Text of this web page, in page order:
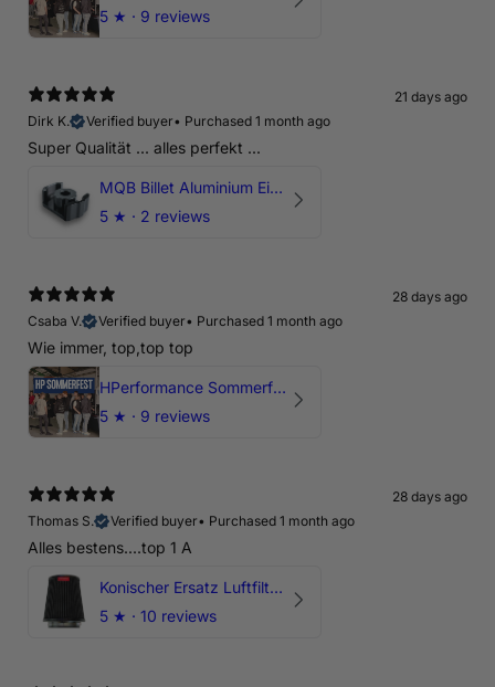
5 ★ · 9 reviews
21 days ago
Dirk K.
Verified buyer• Purchased 1 month ago
Super Qualität ... alles perfekt ...
MQB Billet Aluminium Einsatz Drehmomentstütze - DOGBONE für Audi RS3, TTRS, RSQ3
5 ★ · 2 reviews
28 days ago
Csaba V.
Verified buyer• Purchased 1 month ago
Wie immer, top,top top
HPerformance Sommerfest 2026
5 ★ · 9 reviews
28 days ago
Thomas S.
Verified buyer• Purchased 1 month ago
Alles bestens....top 1 A
Konischer Ersatz Luftfilter Pilz - 4" & 5" Offene Ansaugung
5 ★ · 10 reviews